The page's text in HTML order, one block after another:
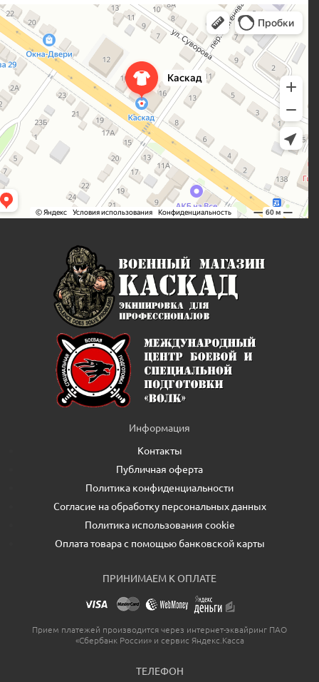
Информация
Контакты
Публичная оферта
Политика конфиденциальности
Согласие на обработку персональных данных
Политика использования cookie
Оплата товара с помощью банковской карты
ПРИНИМАЕМ К ОПЛАТЕ
Прием платежей производится через интернет-эквайринг ПАО
«Сбербанк России» и сервис Яндекс.Касса
ТЕЛЕФОН